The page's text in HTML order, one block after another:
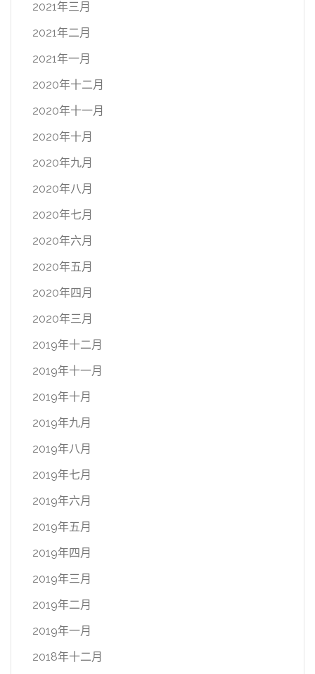
2021年三月
2021年二月
2021年一月
2020年十二月
2020年十一月
2020年十月
2020年九月
2020年八月
2020年七月
2020年六月
2020年五月
2020年四月
2020年三月
2019年十二月
2019年十一月
2019年十月
2019年九月
2019年八月
2019年七月
2019年六月
2019年五月
2019年四月
2019年三月
2019年二月
2019年一月
2018年十二月